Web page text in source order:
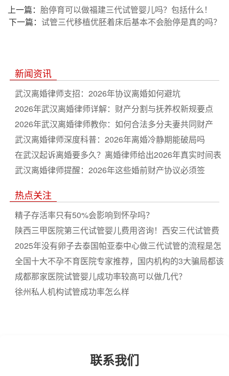
上一篇： 胎停育可以做福建三代试管婴儿吗？包括什么！
试管三代移植优胚着床后基本不会胎停是真的吗？
下一篇：
新闻资讯
武汉离婚律师支招：2026年协议离婚如何避坑
2026年武汉离婚律师详解：财产分割与抚养权新规要点
2026年武汉离婚律师教你：如何合法多分夫妻共同财产
武汉离婚律师深度科普：2026年离婚冷静期能破局吗
在武汉起诉离婚要多久？离婚律师给出2026年真实时间表
武汉离婚律师提醒：2026年这些婚前财产协议必须签
热点关注
精子存活率只有50%会影响到怀孕吗？
陕西三甲医院第三代试管婴儿费用咨询！西安三代试管费
用明细！
2025年没有卵子去泰国帕亚泰中心做三代试管的流程是怎
么样的？步骤有哪些
全国十大不孕不育医院专家推荐，国内机构的3大骗局都该
看看
成都那家医院试管婴儿成功率较高可以做几代？
徐州私人机构试管成功率怎么样
联系我们